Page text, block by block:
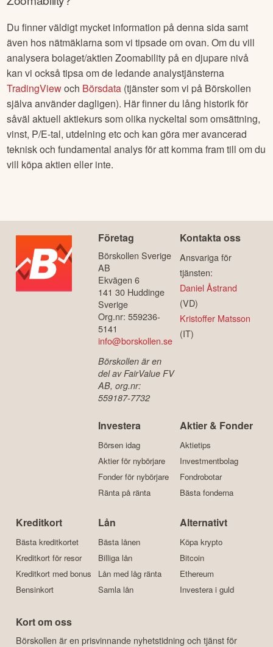
Du finner väldigt mycket information på denna sida samt
även hos nätmäklarna som vi tipsade om ovan. Om du vill
analysera bolaget/aktienZoomability på en djupare nivå
kan vi också tipsa om de ledande analystjänsterna
TradingViewoch Börsdata (tjänster som vi på Börskollen
själva använder dagligen). Här finner du lång historik för
såväl aktuell aktiekurs som olika nyckeltal som omsättning,
vinst, P/E-tal, utdelning etc och kan göra mer avancerad
teknisk och fundamental analys för att komma fram till om du
vill köpa aktien eller inte.
Företag
Börskollen Sverige
AB
Ekvägen 6
141 30 Huddinge
Sverige
Org.nr: 559236-
5141
info@borskollen.se
Börskollen är en
del av FairValue FV
AB, org.nr:
559187-7732
Kontakta oss
Ansvariga för
tjänsten:
Daniel Åstrand
(VD)
Kristoffer Matsson
(IT)
Investera
Börsen idag
Aktier för nybörjare
Fonder för nybörjare
Ränta på ränta
Aktier & Fonder
Aktietips
Investmentbolag
Fondrobotar
Bästa fonderna
Kreditkort
Bästa kreditkortet
Kreditkort för resor
Kreditkort med bonus
Bensinkort
Lån
Bästa lånen
Billiga lån
Lån med låg ränta
Samla lån
Alternativt
Köpa krypto
Bitcoin
Ethereum
Investera i guld
Kort om oss
Börskollen är en prisvinnande nyhetstidning och tjänst för